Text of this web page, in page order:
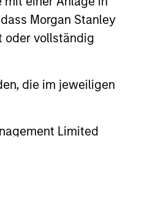
Morgan Stanley
oder vollständig
die im jeweiligen
Limited